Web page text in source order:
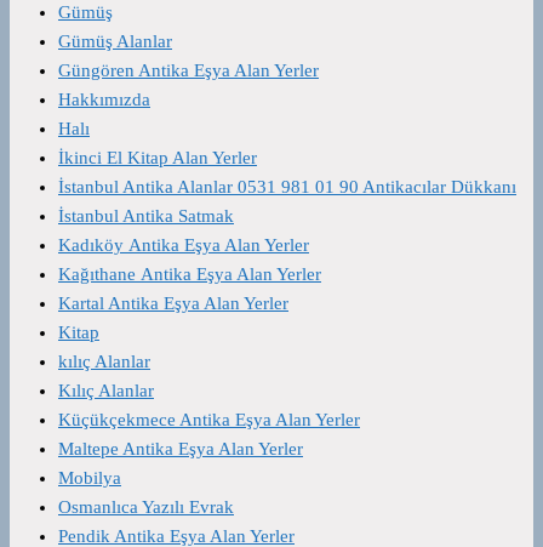
Gümüş
Gümüş Alanlar
Güngören Antika Eşya Alan Yerler
Hakkımızda
Halı
İkinci El Kitap Alan Yerler
İstanbul Antika Alanlar 0531 981 01 90 Antikacılar Dükkanı
İstanbul Antika Satmak
Kadıköy Antika Eşya Alan Yerler
Kağıthane Antika Eşya Alan Yerler
Kartal Antika Eşya Alan Yerler
Kitap
kılıç Alanlar
Kılıç Alanlar
Küçükçekmece Antika Eşya Alan Yerler
Maltepe Antika Eşya Alan Yerler
Mobilya
Osmanlıca Yazılı Evrak
Pendik Antika Eşya Alan Yerler